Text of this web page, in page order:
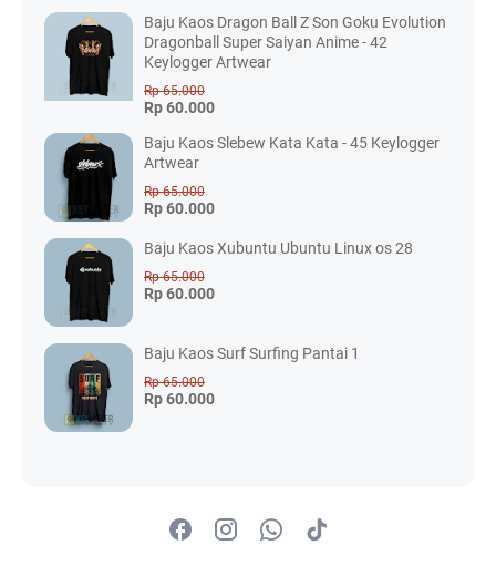
Baju Kaos Dragon Ball Z Son Goku Evolution
Dragonball Super Saiyan Anime - 42
Keylogger Artwear
Rp 65.000
Rp 60.000
Baju Kaos Slebew Kata Kata - 45 Keylogger
Artwear
Rp 65.000
Rp 60.000
Baju Kaos Xubuntu Ubuntu Linux os 28
Rp 65.000
Rp 60.000
Baju Kaos Surf Surfing Pantai 1
Rp 65.000
Rp 60.000